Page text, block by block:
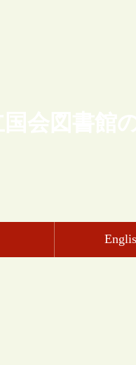
会図書館